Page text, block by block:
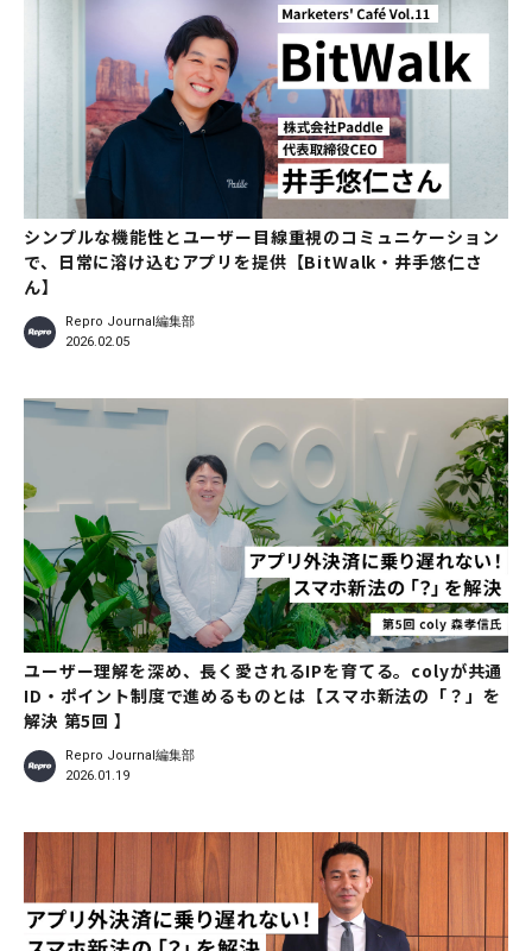
シンプルな機能性とユーザー目線重視のコミュニケーション
で、日常に溶け込むアプリを提供【BitWalk・井手悠仁さ
ん】
Repro Journal編集部
2026.02.05
ユーザー理解を深め、長く愛されるIPを育てる。colyが共通
ID・ポイント制度で進めるものとは【スマホ新法の「？」を
解決 第5回 】
Repro Journal編集部
2026.01.19